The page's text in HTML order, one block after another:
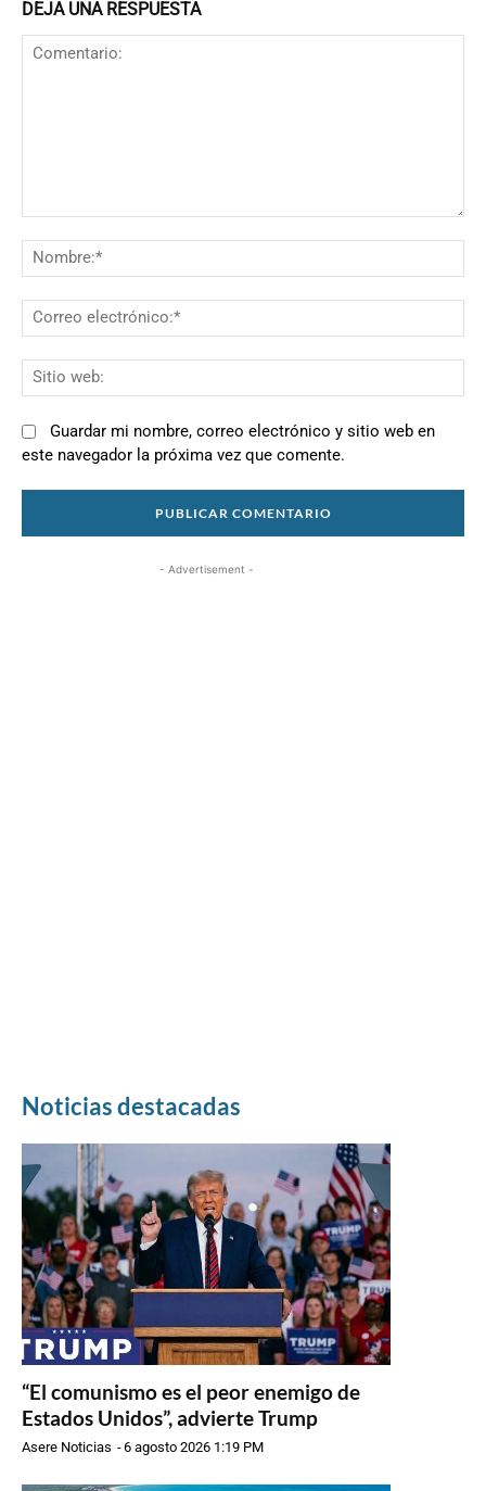
DEJA UNA RESPUESTA
Guardar mi nombre, correo electrónico y sitio web en
este navegador la próxima vez que comente.
- Advertisement -
Noticias destacadas
“El comunismo es el peor enemigo de
Estados Unidos”, advierte Trump
Asere Noticias -6 agosto 2026 1:19 PM